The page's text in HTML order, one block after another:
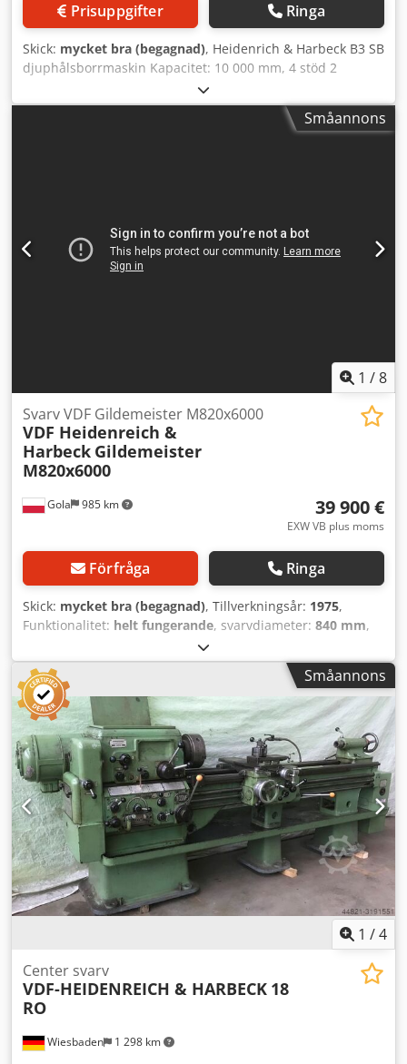
Prisuppgifter Ringa
Skick: mycket bra (begagnad), Heidenrich & Harbeck B3 SB
djuphålsborrmaskin Kapacitet: 10 000 mm, 4 stöd 2
dämpare för borrstång Spåntråg & korgar Verktyg, Cjdpfx
Aow U Uhksfkjha Motrotation
Småannons
1 /8
Gola 985 km
Svarv VDF Gildemeister M820x6000
VDF Heidenreich &
Harbeck Gildemeister
M820x6000
39 900 €
EXW VB plus moms
Förfråga Ringa
Skick: mycket bra (begagnad), Tillverkningsår: 1975,
Funktionalitet: helt fungerande, svarvdiameter: 840 mm,
6 000 mm
Svarvdiameter i spåret:1 040 mm, VDF Heidenreich &
Harbeck Gildemeister M820x6000 Professionellt renoverad
maskin – kontrollerad och testad, mycket gott skick.
TEKNISKA GRUNDUPPGIFTER: Svarvdiameter över bädd: Ø
840 mm Svarvdiameter över plansupport: Ø 520 mm
Svarvdiameter i urtag: Ø 1040 mm Urtagslängd: 390 mm
Centrumavstånd: 6000 mm Bäddbredd: 560 mm Chjdsuq A
Icepfx Afksa UTRUSTNING INGÅR I PRISET: Digitalavläsning
Sony för X- och Z-axel Centralsmörjning för längdsupport
Skydd på chuck, verktygshållare och bakre supportskydd
Belysning, kylvätskepump och nödstoppsbrytare
TILLBEHÖR: Lunettområde 20–300 mm 4-backad
plansvarvchuck Ø 800 mm Maskinen finns i centrala Polen
och är driftsklar. Felfritt skick.
Småannons
1 /4
Wiesbaden 1 298 km
Center svarv
VDF-HEIDENREICH & HARBECK 18
RO